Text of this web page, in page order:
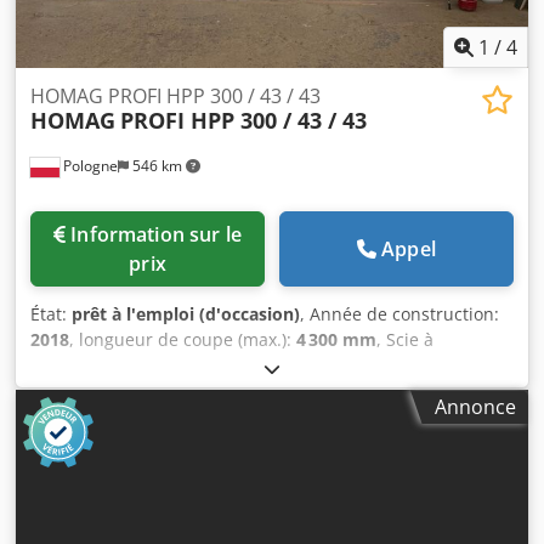
de la machine. Équipement supplémentaire • Imprimante
d'étiquettes Pica 108 • Programme d'optimisation CAD-Plan
4 • Interface/logiciel CadLink • Kit pour panneaux de plâtre
1 /4
Pologne 546 km
HOMAG PROFI HPP 300 / 43 / 43
HOMAG PROFI HPP 300 / 43 / 43
prix
Appel
État: prêt à l'emploi (d'occasion), Année de construction:
2018, longueur de coupe (max.): 4 300 mm, Scie à
panneaux fabriquée en 2018. Cette HOMAG PROFI HPP 300
/ 43 / 43 offre une longueur de coupe de 4 300 mm et une
largeur de coupe d'environ 4 250 mm. Elle offre une
vitesse d'avance maximale du chariot de scie de 130
m/min et un diamètre maximal de lame de scie de 350
Annonce